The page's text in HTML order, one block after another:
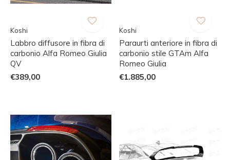
Koshi
Labbro diffusore in fibra di
carbonio Alfa Romeo Giulia
QV
€389,00
Koshi
Paraurti anteriore in fibra di
carbonio stile GTAm Alfa
Romeo Giulia
€1.885,00